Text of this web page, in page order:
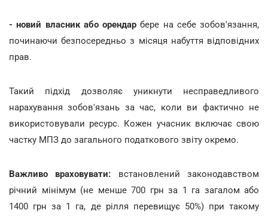
- новий власник або орендар бере на себе зобов'язання,
починаючи безпосередньо з місяця набуття відповідних
прав.
Такий підхід дозволяє уникнути несправедливого
нарахування зобов'язань за час, коли ви фактично не
використовували ресурс. Кожен учасник включає свою
частку МПЗ до загального податкового звіту окремо.
Важливо враховувати: встановлений законодавством
річний мінімум (не менше 700 грн за 1 га загалом або
1400 грн за 1 га, де рілля перевищує 50%) при такому